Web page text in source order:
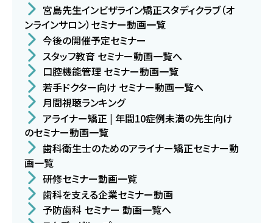
宮島先生インビザライン矯正スタディクラブ（オ
ンラインサロン）セミナー動画一覧
今後の開催予定セミナー
スタッフ教育 セミナー動画一覧へ
口腔機能管理 セミナー動画一覧
若手ドクター向け セミナー動画一覧へ
月間視聴ランキング
アライナー矯正 | 年間10症例未満の先生向け
のセミナー動画一覧
歯科衛生士のためのアライナー矯正セミナー動
画一覧
研修セミナー動画一覧
歯科を支える企業セミナー動画
予防歯科 セミナー 動画一覧へ